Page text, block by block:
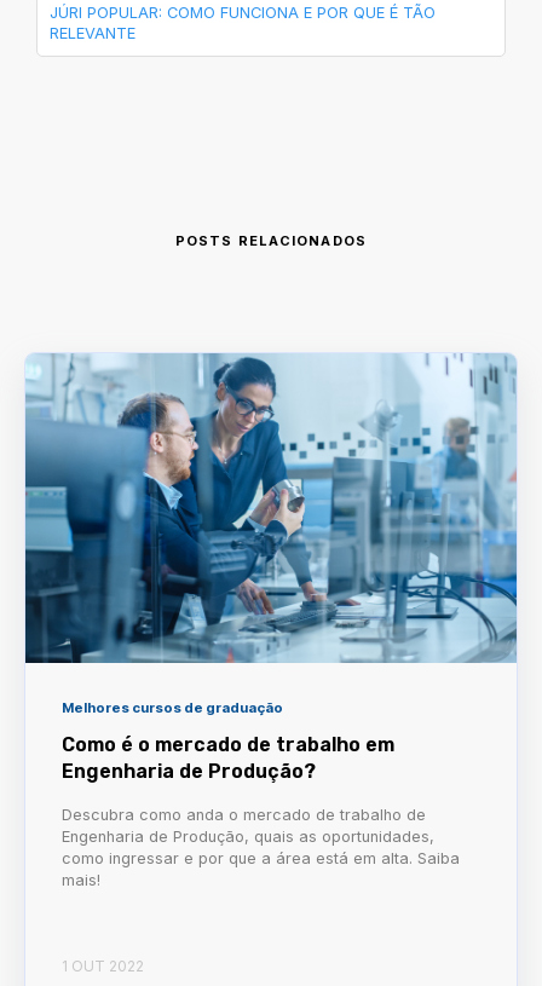
JÚRI POPULAR: COMO FUNCIONA E POR QUE É TÃO
RELEVANTE
POSTS RELACIONADOS
Melhores cursos de graduação
Como é o mercado de trabalho em
Engenharia de Produção?
Descubra como anda o mercado de trabalho de
Engenharia de Produção, quais as oportunidades,
como ingressar e por que a área está em alta. Saiba
mais!
1 OUT 2022